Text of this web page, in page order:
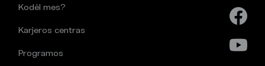
Kodėl mes?
Karjeros centras
Programos